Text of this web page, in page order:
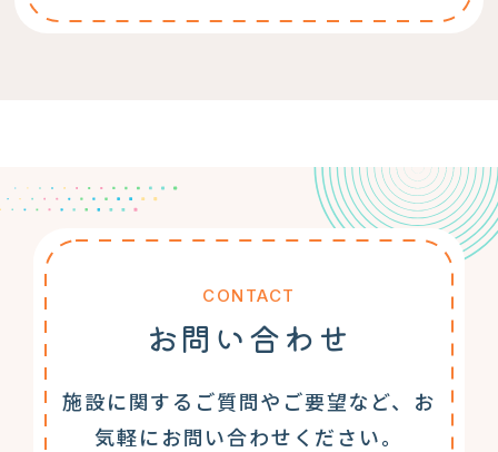
CONTACT
お問い合わせ
施設に関するご質問やご要望など、お
気軽にお問い合わせください。